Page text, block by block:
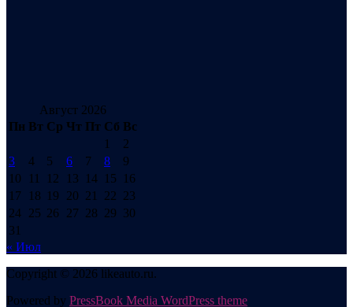
Август 2026
Пн Вт Ср Чт Пт Сб Вс
1
2
3
4 5 6 7 8
9
10
11 12 13 14 15
16
17
18 19 20 21 22 23
24 25 26 27 28 29 30
31
« Июл
Copyright © 2026 likeauto.ru.
Powered by PressBook Media WordPress theme